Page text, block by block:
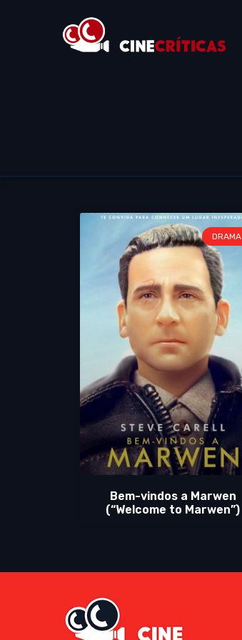
DRAMA
Bem-vindos a Marwen
(“Welcome to Marwen”)